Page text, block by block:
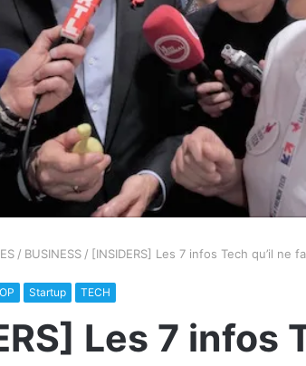
/ BUSINESS / [INSIDERS] Les 7 infos Tech qu’il ne
Startup TECH
Les 7 infos